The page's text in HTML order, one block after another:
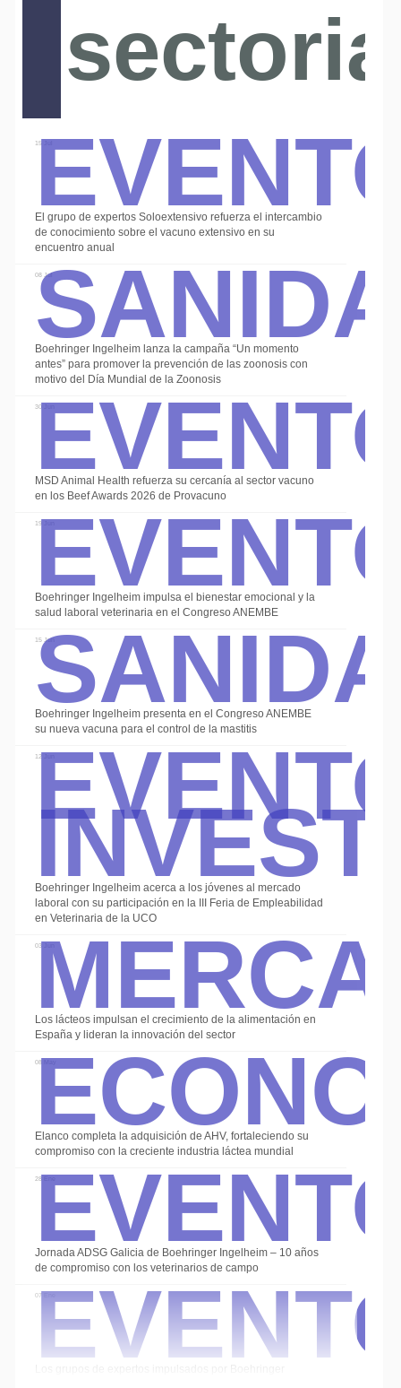
15 Jul
El grupo de expertos Soloextensivo refuerza el intercambio
de conocimiento sobre el vacuno extensivo en su
encuentro anual
08 Jul
Boehringer Ingelheim lanza la campaña “Un momento
antes” para promover la prevención de las zoonosis con
motivo del Día Mundial de la Zoonosis
30 Jun
MSD Animal Health refuerza su cercanía al sector vacuno
en los Beef Awards 2026 de Provacuno
19 Jun
Boehringer Ingelheim impulsa el bienestar emocional y la
salud laboral veterinaria en el Congreso ANEMBE
15 Jun
Boehringer Ingelheim presenta en el Congreso ANEMBE
su nueva vacuna para el control de la mastitis
12 Jun
Boehringer Ingelheim acerca a los jóvenes al mercado
laboral con su participación en la III Feria de Empleabilidad
en Veterinaria de la UCO
03 Jun
Los lácteos impulsan el crecimiento de la alimentación en
España y lideran la innovación del sector
08 May
Elanco completa la adquisición de AHV, fortaleciendo su
compromiso con la creciente industria láctea mundial
28 Ene
Jornada ADSG Galicia de Boehringer Ingelheim – 10 años
de compromiso con los veterinarios de campo
07 Ene